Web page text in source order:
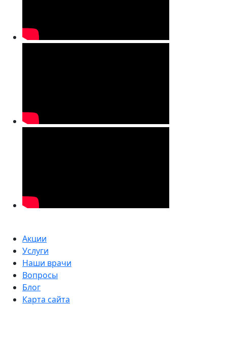
Акции
Услуги
Наши врачи
Вопросы
Блог
Карта сайта